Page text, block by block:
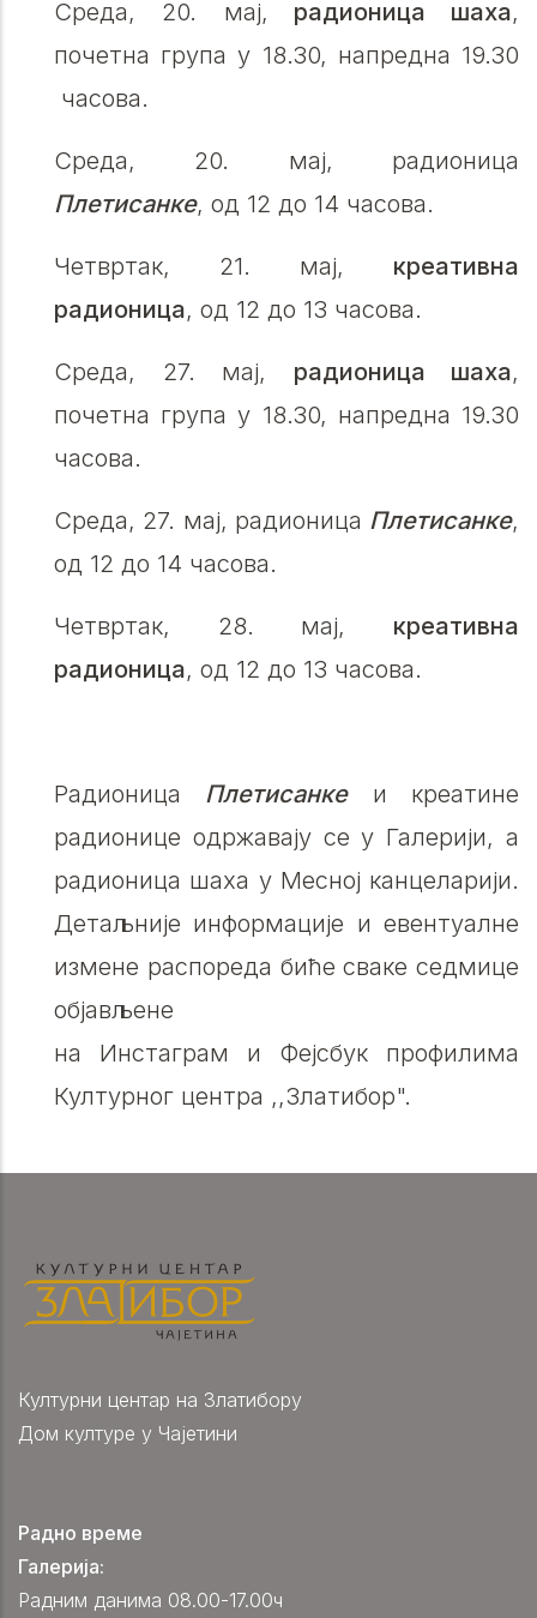
Среда, 20. мај, радионица шаха,
почетна група у 18.30, напредна 19.30
часова.
Среда, 20. мај, радионица
Плетисанке, од 12 до 14 часова.
Четвртак, 21. мај, крeативна
радионица, од 12 до 13 часова.
Среда, 27. мај, радионица шаха,
почетна група у 18.30, напредна 19.30
часова.
Среда, 27. мај, радионица Плетисанке,
од 12 до 14 часова.
Четвртак, 28. мај, крeативна
радионица, од 12 до 13 часова.
Радионица Плетисанкеи креатине
радионице одржавају се у Галерији, а
радионица шаха у Месној канцеларији.
Детаљније информације и евентуалне
измене распореда биће сваке седмице
објављене
на Инстаграм и Фејсбук профилима
Културног центра ,,Златибор".
Културни центар на Златибору
Дом културе у Чајетини
Радно време
Галерија:
Радним данима 08.00-17.00ч